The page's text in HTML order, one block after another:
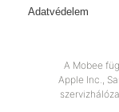
Adatvédelem
A Mobee
Apple Inc.,